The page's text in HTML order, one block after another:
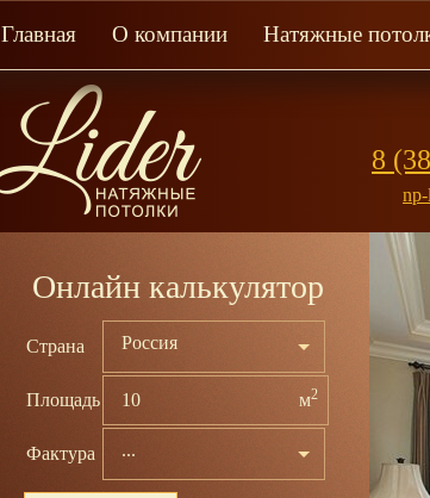
Главная О компании Натяжные
8
Онлайн калькулятор
Страна Россия
Площадь м2
Фактура ...